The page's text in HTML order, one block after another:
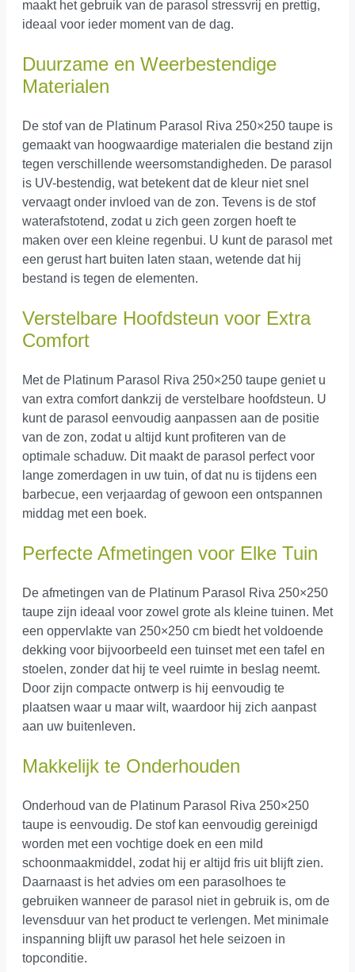
maakt het gebruik van de parasol stressvrij en prettig,
ideaal voor ieder moment van de dag.
Duurzame en Weerbestendige
Materialen
De stof van de Platinum Parasol Riva 250×250 taupe is
gemaakt van hoogwaardige materialen die bestand zijn
tegen verschillende weersomstandigheden. De parasol
is UV-bestendig, wat betekent dat de kleur niet snel
vervaagt onder invloed van de zon. Tevens is de stof
waterafstotend, zodat u zich geen zorgen hoeft te
maken over een kleine regenbui. U kunt de parasol met
een gerust hart buiten laten staan, wetende dat hij
bestand is tegen de elementen.
Verstelbare Hoofdsteun voor Extra
Comfort
Met de Platinum Parasol Riva 250×250 taupe geniet u
van extra comfort dankzij de verstelbare hoofdsteun. U
kunt de parasol eenvoudig aanpassen aan de positie
van de zon, zodat u altijd kunt profiteren van de
optimale schaduw. Dit maakt de parasol perfect voor
lange zomerdagen in uw tuin, of dat nu is tijdens een
barbecue, een verjaardag of gewoon een ontspannen
middag met een boek.
Perfecte Afmetingen voor Elke Tuin
De afmetingen van de Platinum Parasol Riva 250×250
taupe zijn ideaal voor zowel grote als kleine tuinen. Met
een oppervlakte van 250×250 cm biedt het voldoende
dekking voor bijvoorbeeld een tuinset met een tafel en
stoelen, zonder dat hij te veel ruimte in beslag neemt.
Door zijn compacte ontwerp is hij eenvoudig te
plaatsen waar u maar wilt, waardoor hij zich aanpast
aan uw buitenleven.
Makkelijk te Onderhouden
Onderhoud van de Platinum Parasol Riva 250×250
taupe is eenvoudig. De stof kan eenvoudig gereinigd
worden met een vochtige doek en een mild
schoonmaakmiddel, zodat hij er altijd fris uit blijft zien.
Daarnaast is het advies om een parasolhoes te
gebruiken wanneer de parasol niet in gebruik is, om de
levensduur van het product te verlengen. Met minimale
inspanning blijft uw parasol het hele seizoen in
topconditie.